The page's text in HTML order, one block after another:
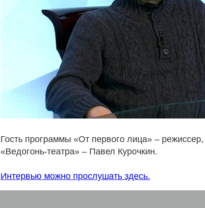
Гость программы «От первого лица» –
«Ведогонь-театра» – Павел Курочкин.
Интервью можно прослушать здесь.